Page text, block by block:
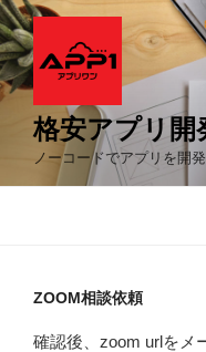
コ
ン
テ
ン
格安アプリ
ノーコードでアプリを開
ZOOM相談依頼
確認後、zoom urlをメ